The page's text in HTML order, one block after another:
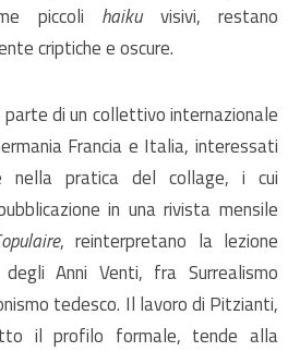
piccoli haikuvisivi, restano
criptiche e oscure.
parte di un collettivo internazionale
Francia e Italia, interessati
nella pratica del collage, i cui
in una rivista mensile
, reinterpretano la lezione
Anni Venti, fra Surrealismo
tedesco. Il lavoro di Pitzianti,
il profilo formale, tende alla